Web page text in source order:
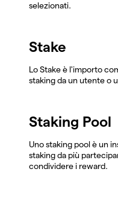
selezionati.
Stake
Lo Stake è l'importo
staking da un utente o
Staking Pool
Uno staking pool è un
staking da più
condividere i reward.